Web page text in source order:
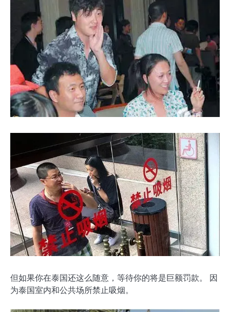
但如果你在泰国还这么随意，等待你的将是巨额罚款。 因
为泰国室内和公共场所禁止吸烟。